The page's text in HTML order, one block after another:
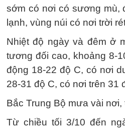
sớm có nơi có sương mù,
lạnh, vùng núi có nơi trời
Nhiệt độ ngày và đêm ở
tương đối cao, khoảng 8-
động 18-22 độ C, có nơi
28-31 độ C, có nơi trên 31
Bắc Trung Bộ mưa vài
Từ chiều tối 3/10 đến